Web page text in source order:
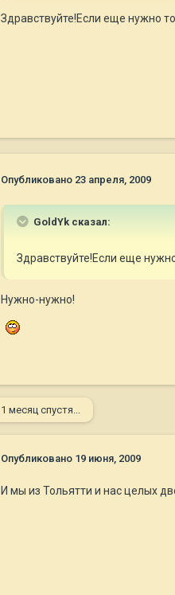
Здравствуйте!Если еще нужно
Опубликовано 23 апреля, 2009
GoldYk сказал:
Здравствуйте!Если еще
Нужно-нужно!
1 месяц спустя...
Опубликовано 19 июня, 2009
И мы из Тольятти и нас целых